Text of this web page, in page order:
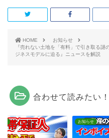
HOME
お知らせ
『売れない土地を「有料」で引き取る
ジネスモデルに迫る』ニュースを解説
合わせて読みたい！
お知らせ